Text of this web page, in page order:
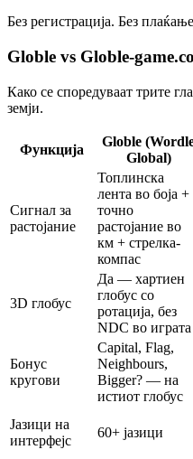
Без регистрација. Без
Globle vs Globle-
Како се споредуваат трите
земји.
Функција
Globle
Global)
Сигнал за
растојание
Топлинска
лента во боја +
точно
растојание во
км + стрелка-
компас
3D глобус
Да — хартиен
глобус со
ротација, без
NDC во играта
Бонус
кругови
Capital, Flag,
Neighbours,
Bigger? — на
истиот глобус
Јазици на
интерфејс
60+ јазици